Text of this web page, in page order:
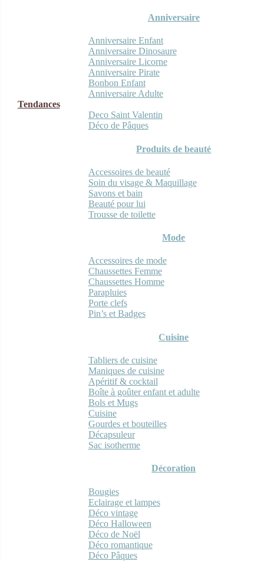
Anniversaire
Anniversaire Enfant
Anniversaire Dinosaure
Anniversaire Licorne
Anniversaire Pirate
Bonbon Enfant
Anniversaire Adulte
Tendances
Deco Saint Valentin
Déco de Pâques
Produits de beauté
Accessoires de beauté
Soin du visage & Maquillage
Savons et bain
Beauté pour lui
Trousse de toilette
Mode
Accessoires de mode
Chaussettes Femme
Chaussettes Homme
Parapluies
Porte clefs
Pin’s et Badges
Cuisine
Tabliers de cuisine
Maniques de cuisine
Apéritif & cocktail
Boîte à goûter enfant et adulte
Bols et Mugs
Cuisine
Gourdes et bouteilles
Décapsuleur
Sac isotherme
Décoration
Bougies
Eclairage et lampes
Déco vintage
Déco Halloween
Déco de Noël
Déco romantique
Déco Pâques